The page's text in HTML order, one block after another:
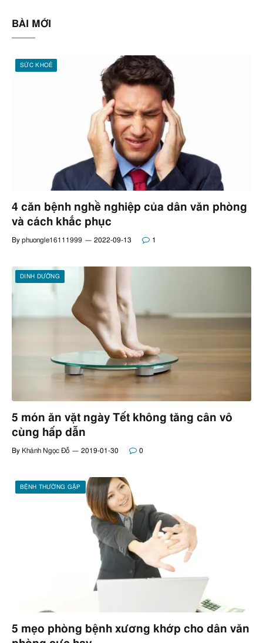
BÀI MỚI
SỨC KHOẺ
4 căn bệnh nghề nghiệp của dân văn phòng
và cách khắc phục
By phuongle16111999 2022-09-13 1
DINH DƯỠNG
5 món ăn vặt ngày Tết không tăng cân vô
cùng hấp dẫn
By Khánh Ngọc Đỗ 2019-01-30 0
BỆNH THƯỜNG GẶP
5 mẹo phòng bệnh xương khớp cho dân văn